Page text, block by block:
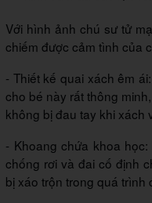
Với hình ảnh chú sư tử
chiếm được cảm tình của
- Thiết kế quai xách êm
cho bé này rất thông
không bị đau tay khi xách
- Khoang chứa khoa
chống rơi và đai cố định
bị xáo trộn trong quá trình